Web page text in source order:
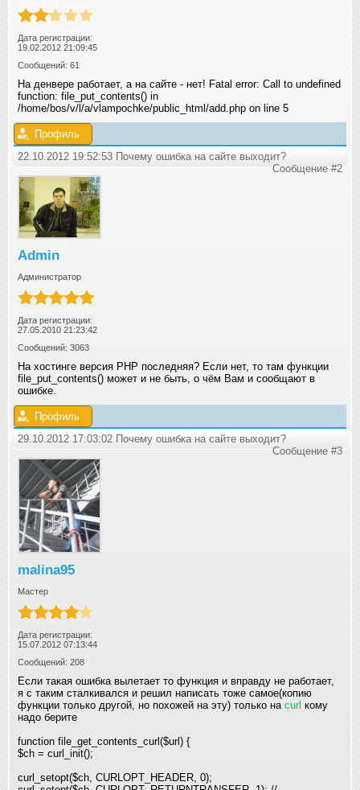
Дата регистрации:
19.02.2012 21:09:45
Сообщений: 61
На денвере работает, а на сайте - нет! Fatal error: Call to undefined
function: file_put_contents() in
/home/bos/v/l/a/vlampochke/public_html/add.php on line 5
Профиль
22.10.2012 19:52:53 Почему ошибка на сайте выходит?
Сообщение #2
Admin
Администратор
Дата регистрации:
27.05.2010 21:23:42
Сообщений: 3063
На хостинге версия PHP последняя? Если нет, то там функции
file_put_contents() может и не быть, о чём Вам и сообщают в
ошибке.
Профиль
29.10.2012 17:03:02 Почему ошибка на сайте выходит?
Сообщение #3
malina95
Мастер
Дата регистрации:
15.07.2012 07:13:44
Сообщений: 208
Если такая ошибка вылетает то функция и вправду не работает,
я с таким сталкивался и решил написать тоже самое(копию
функции только другой, но похожей на эту) только на curl кому
надо берите
function file_get_contents_curl($url) {
$ch = curl_init();
curl_setopt($ch, CURLOPT_HEADER, 0);